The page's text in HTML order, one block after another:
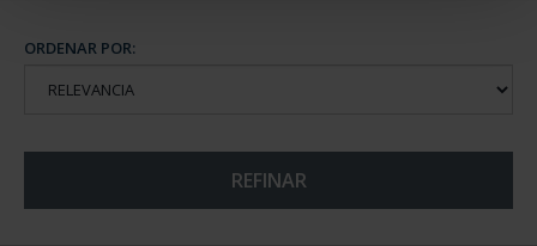
ORDENAR POR:
REFINAR